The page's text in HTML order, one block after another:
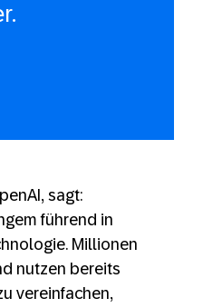
sagt:
führend in
Millionen
nutzen bereits
vereinfachen,